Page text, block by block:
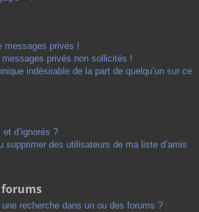
messages privés !
privés non sollicités !
indésirable de la part de quelqu’un sur ce
d’ignorés ?
supprimer des utilisateurs de ma liste d’amis
forums
recherche dans un ou des forums ?